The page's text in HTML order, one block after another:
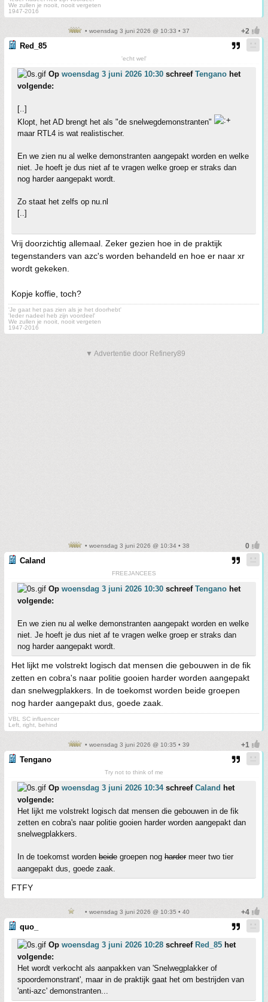
We zullen je nooit, nooit vergeten
1947-2016
• woensdag 3 juni 2026 @ 10:33 • 37
Red_85
'echt wel'
Op woensdag 3 juni 2026 10:30 schreef Tengano het
volgende:
[..]
Klopt, het AD brengt het als "de snelwegdemonstranten"
maar RTL4 is wat realistischer.
En we zien nu al welke demonstranten aangepakt worden en welke
niet. Je hoeft je dus niet af te vragen welke groep er straks dan
nog harder aangepakt wordt.
Zo staat het zelfs op nu.nl
[..]
Vrij doorzichtig allemaal. Zeker gezien hoe in de praktijk
tegenstanders van azc's worden behandeld en hoe er naar xr
wordt gekeken.
Kopje koffie, toch?
'Je gaat het pas zien als je het doorhebt'
'Ieder nadeel heb zijn voordeel'
We zullen je nooit, nooit vergeten
1947-2016
▼ Advertentie door Refinery89
• woensdag 3 juni 2026 @ 10:34 • 38
Caland
FREEJANCEES
Op woensdag 3 juni 2026 10:30 schreef Tengano het
volgende:
En we zien nu al welke demonstranten aangepakt worden en welke
niet. Je hoeft je dus niet af te vragen welke groep er straks dan
nog harder aangepakt wordt.
Het lijkt me volstrekt logisch dat mensen die gebouwen in de fik
zetten en cobra's naar politie gooien harder worden aangepakt
dan snelwegplakkers. In de toekomst worden beide groepen
nog harder aangepakt dus, goede zaak.
VBL SC influencer
Left, right, behind
• woensdag 3 juni 2026 @ 10:35 • 39
Tengano
Try not to think of me
Op woensdag 3 juni 2026 10:34schreef Caland het
volgende:
Het lijkt me volstrekt logisch dat mensen die gebouwen in de fik
zetten en cobra's naar politie gooien harder worden aangepakt dan
snelwegplakkers.
In de toekomst worden beide groepen nog hardermeer two tier
aangepakt dus, goede zaak.
FTFY
• woensdag 3 juni 2026 @ 10:35 • 40
quo_
Op woensdag 3 juni 2026 10:28 schreef Red_85 het
volgende:
Het wordt verkocht als aanpakken van 'Snelwegplakker of
spoordemonstrant', maar in de praktijk gaat het om bestrijden van
'anti-azc' demonstranten...